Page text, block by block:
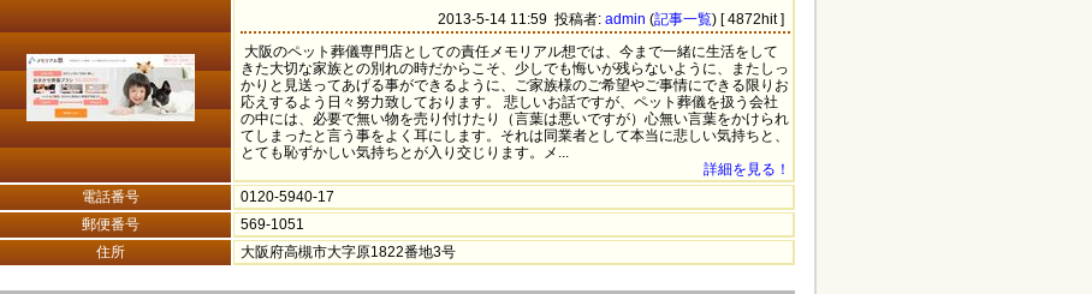
2013-5-14 11:59 投稿者: admin (記事一覧) [ 4872hit ]
大阪のペット葬儀専門店としての責任メモリアル想では、今まで一緒に生活をして
きた大切な家族との別れの時だからこそ、少しでも悔いが残らないように、またしっ
かりと見送ってあげる事ができるように、ご家族様のご希望やご事情にできる限りお
応えするよう日々努力致しております。 悲しいお話ですが、ペット葬儀を扱う会社
の中には、必要で無い物を売り付けたり（言葉は悪いですが）心無い言葉をかけられ
てしまったと言う事をよく耳にします。それは同業者として本当に悲しい気持ちと、
とても恥ずかしい気持ちとが入り交じります。メ...
詳細を見る！
電話番号
0120-5940-17
郵便番号
569-1051
住所
大阪府高槻市大字原1822番地3号